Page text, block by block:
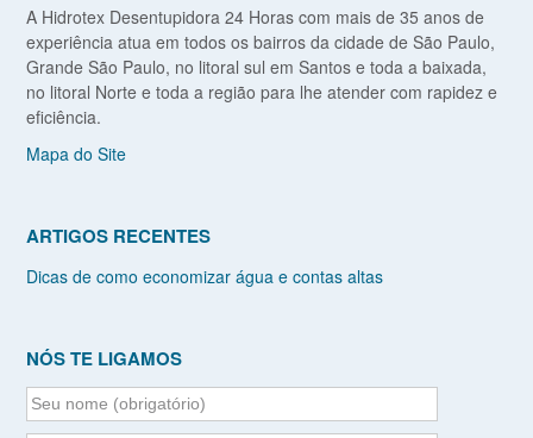
A Hidrotex Desentupidora 24 Horas com mais de 35 anos de
experiência atua em todos os bairros da cidade de São Paulo,
Grande São Paulo, no litoral sul em Santos e toda a baixada,
no litoral Norte e toda a região para lhe atender com rapidez e
eficiência.
Mapa do Site
ARTIGOS RECENTES
Dicas de como economizar água e contas altas
NÓS TE LIGAMOS